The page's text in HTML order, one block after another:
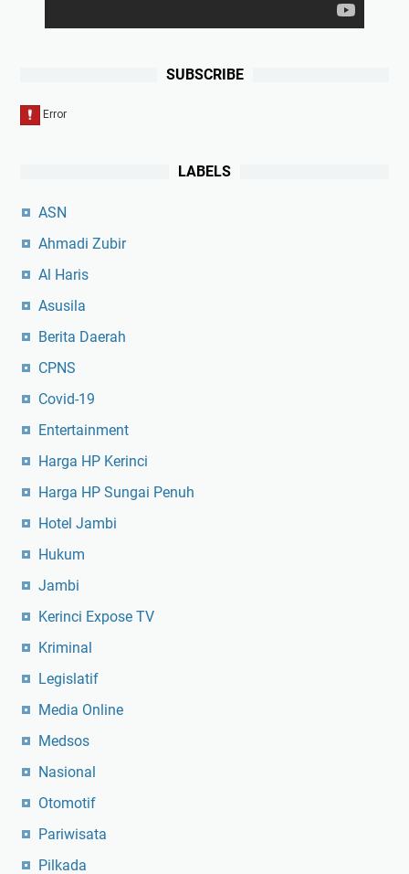
SUBSCRIBE
LABELS
ASN
Ahmadi Zubir
Al Haris
Asusila
Berita Daerah
CPNS
Covid-19
Entertainment
Harga HP Kerinci
Harga HP Sungai Penuh
Hotel Jambi
Hukum
Jambi
Kerinci Expose TV
Kriminal
Legislatif
Media Online
Medsos
Nasional
Otomotif
Pariwisata
Pilkada